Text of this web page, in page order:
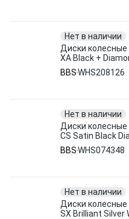
Нет в наличии
Диски колесные
XA Black +
BBSWHS208126
Нет в наличии
Диски колесные
CS Satin Black
BBS
BBSWHS074348
Нет в наличии
Диски колесные
SX Brilliant Silver